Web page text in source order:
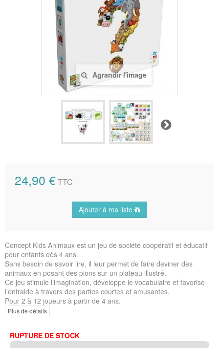
Agrandir l'image
Suivant
24,90 €TTC
Ajouter à ma liste
Concept Kids Animaux est un jeu de société coopératif et éducatif
pour enfants dès 4 ans.
Sans besoin de savoir lire, il leur permet de faire deviner des
animaux en posant des pions sur un plateau illustré.
Ce jeu stimule l’imagination, développe le vocabulaire et favorise
l’entraide à travers des parties courtes et amusantes.
Pour 2 à 12 joueurs à partir de 4 ans.
Plus de détails
RUPTURE DE STOCK